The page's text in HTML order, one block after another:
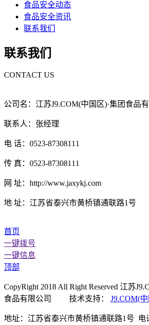
食品安全动态
食品安全资讯
联系我们
联系我们
CONTACT US
公司名：江苏J9.COM(中国区)·集团食品
联系人：张经理
电 话：0523-87308111
传 真：0523-87308111
网 址：http://www.jaxykj.com
地 址：江苏省泰兴市黄桥镇通联路1号
首页
一键拨号
一键信息
顶部
CopyRight 2018 All Right Reserved 江苏
食品有限公司 技术支持： J9.COM(
地址：江苏省泰兴市黄桥镇通联路1号 电